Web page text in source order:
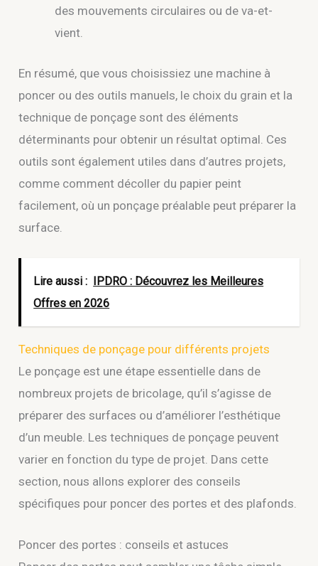
des mouvements circulaires ou de va-et-
vient.
En résumé, que vous choisissiez une machine à
poncer ou des outils manuels, le choix du grain et la
technique de ponçage sont des éléments
déterminants pour obtenir un résultat optimal. Ces
outils sont également utiles dans d’autres projets,
comme comment décoller du papier peint
facilement, où un ponçage préalable peut préparer la
surface.
Lire aussi : IPDRO : Découvrez les Meilleures
Offres en 2026
Techniques de ponçage pour différents projets
Le ponçage est une étape essentielle dans de
nombreux projets de bricolage, qu’il s’agisse de
préparer des surfaces ou d’améliorer l’esthétique
d’un meuble. Les techniques de ponçage peuvent
varier en fonction du type de projet. Dans cette
section, nous allons explorer des conseils
spécifiques pour poncer des portes et des plafonds.
Poncer des portes : conseils et astuces